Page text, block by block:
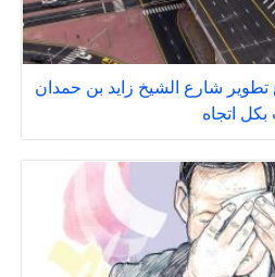
شارع الشيخ زايد بن حمدان